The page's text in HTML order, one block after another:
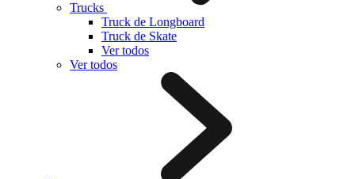
Trucks
Truck de Longboard
Truck de Skate
Ver todos
Ver todos